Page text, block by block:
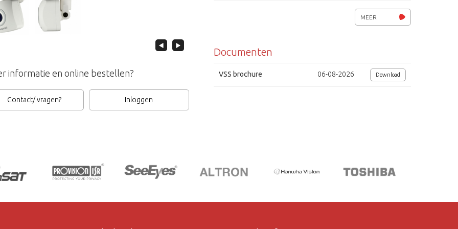
informatie en online bestellen?
Contact/ vragen? Inloggen
Voedingsspanning 12Vdc/ 1.8W
Afmetingen ( Øxh) 104x67mm
MEER
Documenten
VSS brochure 06-08-2026 Download